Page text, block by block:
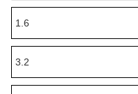
1.6
3.2